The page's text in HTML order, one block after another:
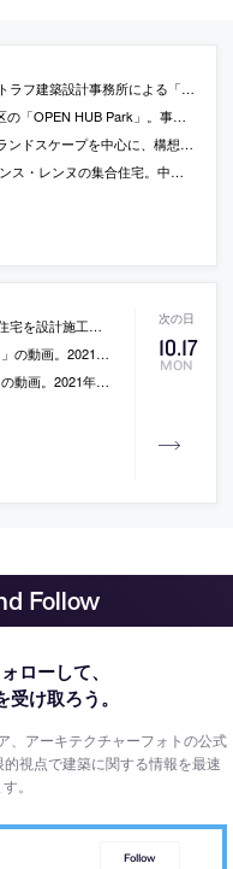
。アップサイクルを楽しみ学べる場を目指し、遊具や家具とグラフィックを一体化させたランドスケープを構築。様々な要素は廃材も活用して製作
グリッドの導入と特殊曲線での床パターン等で複雑さと動きのある空間を構築。建築と最新技術の可能性が融合した場を作る
「株式会社Tetor」が、社員もしくは契約社員（2023年新卒・既卒・経験者）を募集中
全を目指し、近隣に対し高さを抑えて段階的に高層化する建築を考案。全住戸に自動給水の植物を設置し周辺環境とも呼応
10.17
MON
フ（経験者）とパートを募集中
月に公開されたもの
月に公開されたもの
Follow
ローして、
け取ろう。
、アーキテクチャーフォトの公式
視点で建築に関する情報を最速
。
Follow